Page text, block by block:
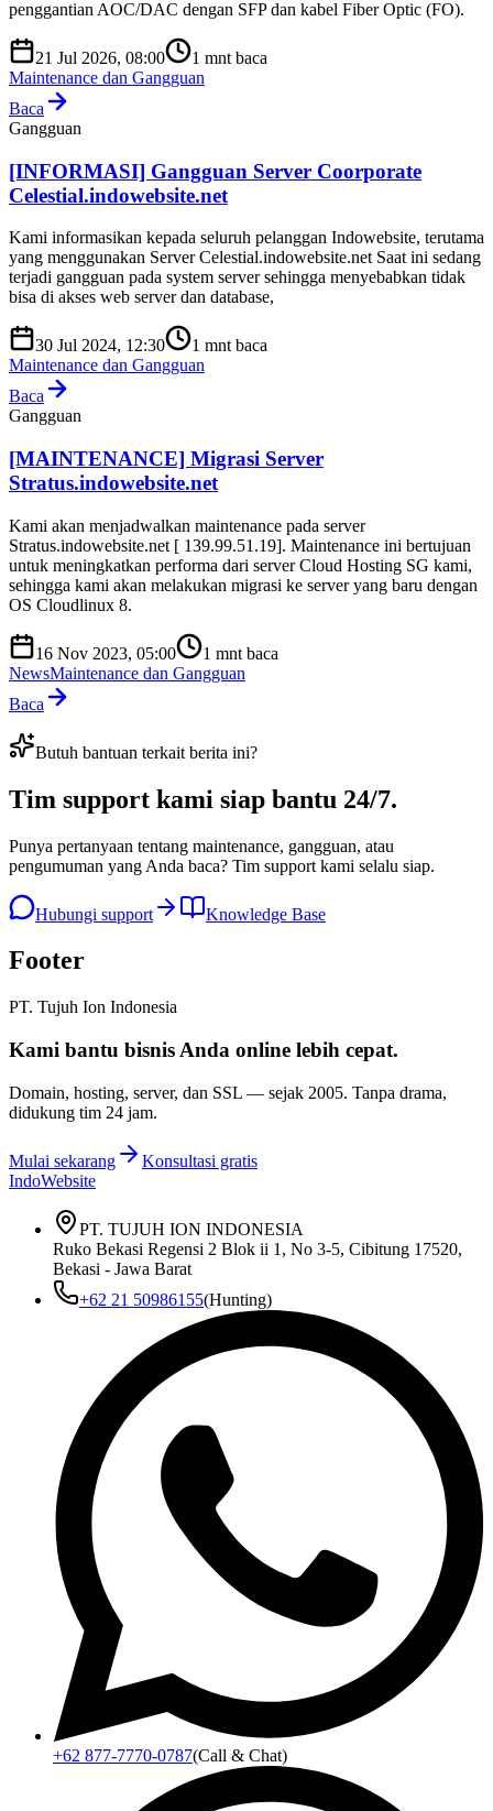
penggantian AOC/DAC dengan SFP dan kabel Fiber Optic (FO).
21 Jul 2026, 08:00 1 mnt baca
Maintenance dan Gangguan
Baca
Gangguan
[INFORMASI] Gangguan Server Coorporate
Celestial.indowebsite.net
Kami informasikan kepada seluruh pelanggan Indowebsite, terutama
yang menggunakan Server Celestial.indowebsite.net Saat ini sedang
terjadi gangguan pada system server sehingga menyebabkan tidak
bisa di akses web server dan database,
30 Jul 2024, 12:30 1 mnt baca
Maintenance dan Gangguan
Baca
Gangguan
[MAINTENANCE] Migrasi Server
Stratus.indowebsite.net
Kami akan menjadwalkan maintenance pada server
Stratus.indowebsite.net [ 139.99.51.19]. Maintenance ini bertujuan
untuk meningkatkan performa dari server Cloud Hosting SG kami,
sehingga kami akan melakukan migrasi ke server yang baru dengan
OS Cloudlinux 8.
16 Nov 2023, 05:00 1 mnt baca
NewsMaintenance dan Gangguan
Baca
Butuh bantuan terkait berita ini?
Tim support kami siap bantu 24/7.
Punya pertanyaan tentang maintenance, gangguan, atau
pengumuman yang Anda baca? Tim support kami selalu siap.
Hubungi support Knowledge Base
Footer
PT. Tujuh Ion Indonesia
Kami bantu bisnis Anda online lebih cepat.
Domain, hosting, server, dan SSL — sejak 2005. Tanpa drama,
didukung tim 24 jam.
Mulai sekarang
Konsultasi gratis
IndoWebsite
PT. TUJUH ION INDONESIA
Ruko Bekasi Regensi 2 Blok ii 1, No 3-5, Cibitung 17520,
Bekasi - Jawa Barat
+62 21 50986155(Hunting)
+62 877-7770-0787(Call & Chat)